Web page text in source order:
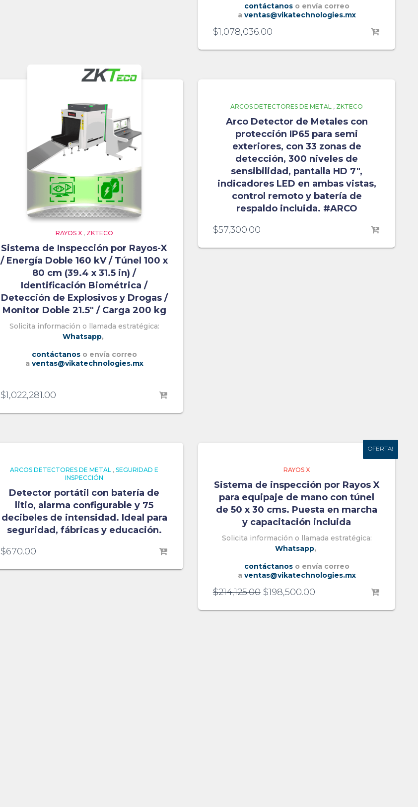
contáctanos o envía correo
a ventas@vikatechnologies.mx
$1,078,036.00
RAYOS X, ZKTECO
Sistema de Inspección por Rayos-X
/ Energía Doble 160 kV / Túnel 100 x
80 cm (39.4 x 31.5 in) /
Identificación Biométrica /
Detección de Explosivos y Drogas /
Monitor Doble 21.5″ / Carga 200 kg
Solicita información o llamada estratégica:
Whatsapp,
contáctanos o envía correo
a ventas@vikatechnologies.mx
$1,022,281.00
ARCOS DETECTORES DE METAL , ZKTECO
Arco Detector de Metales con
protección IP65 para semi
exteriores, con 33 zonas de
detección, 300 niveles de
sensibilidad, pantalla HD 7″,
indicadores LED en ambas vistas,
control remoto y batería de
respaldo incluida. #ARCO
$57,300.00
ARCOS DETECTORES DE METAL ,SEGURIDAD E
INSPECCIÓN
Detector portátil con batería de
litio, alarma configurable y 75
decibeles de intensidad. Ideal para
seguridad, fábricas y educación.
$670.00
OFERTA!
OFERTA!
RAYOS X
Sistema de inspección por Rayos X
para equipaje de mano con túnel
de 50 x 30 cms. Puesta en marcha
y capacitación incluida
Solicita información o llamada estratégica:
Whatsapp,
contáctanos o envía correo
a ventas@vikatechnologies.mx
$214,125.00 $198,500.00